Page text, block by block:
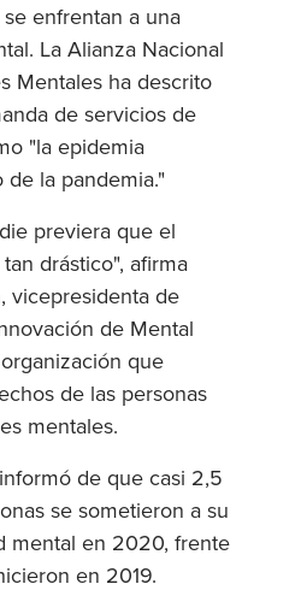
enfrentan a una
La Alianza Nacional
Mentales ha descrito
de servicios de
"la epidemia
de la pandemia."
previera que el
drástico", afirma
vicepresidenta de
de Mental
que
de las personas
mentales.
de que casi 2,5
se sometieron a su
mental en 2020, frente
en 2019.